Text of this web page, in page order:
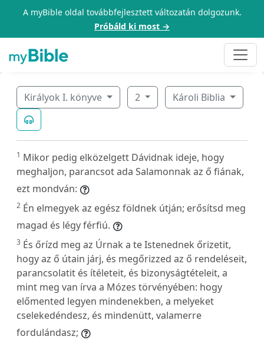
A myBible oldal továbbfejlesztett változatán dolgozunk.
Próbáld ki most →
Királyok I. könyve 2 Károli Biblia
1 Mikor pedig elközelgett Dávidnak ideje, hogy
meghaljon, parancsot ada Salamonnak az ő fiának,
ezt mondván:
2 Én elmegyek az egész földnek útján; erősítsd meg
magad és légy férfiú.
3 És őrízd meg az Úrnak a te Istenednek őrizetit,
hogy az ő útain járj, és megőrizzed az ő rendeléseit,
parancsolatit és ítéleteit, és bizonyságtételeit, a
mint meg van írva a Mózes törvényében: hogy
előmented legyen mindenekben, a melyeket
cselekedéndesz, és mindenütt, valamerre
fordulándasz;